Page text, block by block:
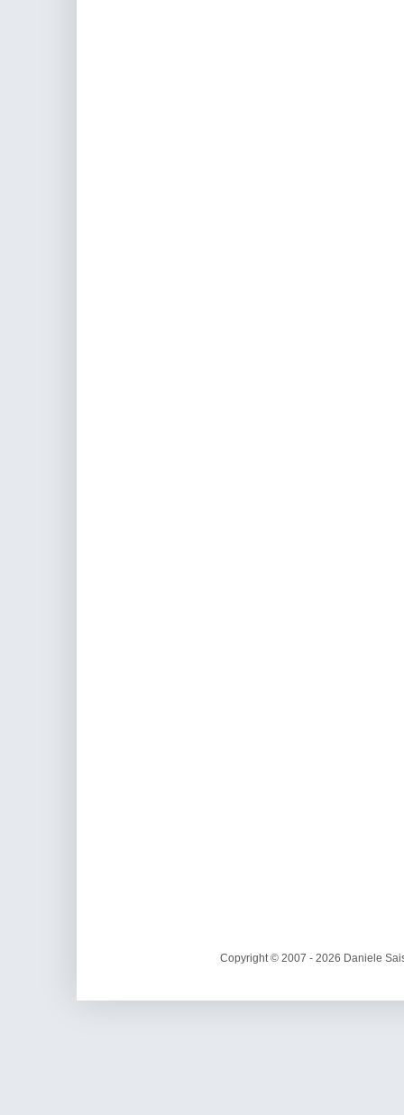
Copyright © 2007 - 2026 Daniele